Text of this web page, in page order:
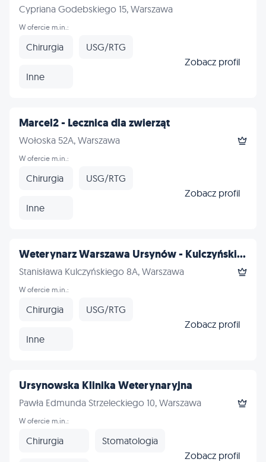
Cypriana Godebskiego 15, Warszawa
W ofercie m.in.:
Chirurgia USG/RTG
Inne
Zobacz profil
Marcel2 - Lecznica dla zwierząt
Wołoska 52A, Warszawa
W ofercie m.in.:
Chirurgia USG/RTG
Inne
Zobacz profil
Weterynarz Warszawa Ursynów - Kulczyński...
Stanisława Kulczyńskiego 8A, Warszawa
W ofercie m.in.:
Chirurgia USG/RTG
Inne
Zobacz profil
Ursynowska Klinika Weterynaryjna
Pawła Edmunda Strzeleckiego 10, Warszawa
W ofercie m.in.:
Chirurgia Stomatologia
Zobacz profil